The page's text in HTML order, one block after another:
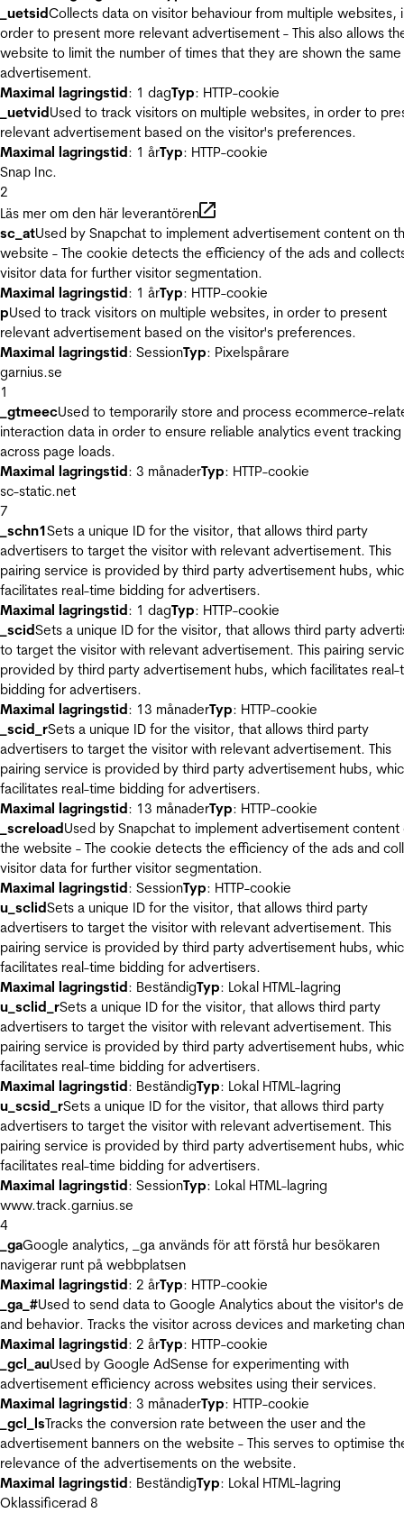
_uetsidCollects data on visitor behaviour from multiple websites,
order to present more relevant advertisement - This also allows
website to limit the number of times that they are shown the same
advertisement.
Maximal lagringstid: 1 dagTyp: HTTP-cookie
_uetvidUsed to track visitors on multiple websites, in order to
relevant advertisement based on the visitor's preferences.
Maximal lagringstid: 1 årTyp: HTTP-cookie
Snap Inc.
2
Läs mer om den här leverantören
sc_atUsed by Snapchat to implement advertisement content on
website - The cookie detects the efficiency of the ads and
visitor data for further visitor segmentation.
Maximal lagringstid: 1 årTyp: HTTP-cookie
pUsed to track visitors on multiple websites, in order to present
relevant advertisement based on the visitor's preferences.
Maximal lagringstid: SessionTyp: Pixelspårare
garnius.se
1
_gtmeecUsed to temporarily store and process ecommerce-
interaction data in order to ensure reliable analytics event tracking
across page loads.
Maximal lagringstid: 3 månaderTyp: HTTP-cookie
sc-static.net
7
_schn1Sets a unique ID for the visitor, that allows third party
advertisers to target the visitor with relevant advertisement. This
pairing service is provided by third party advertisement hubs,
facilitates real-time bidding for advertisers.
Maximal lagringstid: 1 dagTyp: HTTP-cookie
_scidSets a unique ID for the visitor, that allows third party
to target the visitor with relevant advertisement. This pairing
provided by third party advertisement hubs, which facilitates real-
bidding for advertisers.
Maximal lagringstid: 13 månaderTyp: HTTP-cookie
_scid_rSets a unique ID for the visitor, that allows third party
advertisers to target the visitor with relevant advertisement. This
pairing service is provided by third party advertisement hubs,
facilitates real-time bidding for advertisers.
Maximal lagringstid: 13 månaderTyp: HTTP-cookie
_screloadUsed by Snapchat to implement advertisement content
the website - The cookie detects the efficiency of the ads and
visitor data for further visitor segmentation.
Maximal lagringstid: SessionTyp: HTTP-cookie
u_sclidSets a unique ID for the visitor, that allows third party
advertisers to target the visitor with relevant advertisement. This
pairing service is provided by third party advertisement hubs,
facilitates real-time bidding for advertisers.
Maximal lagringstid: BeständigTyp: Lokal HTML-lagring
u_sclid_rSets a unique ID for the visitor, that allows third party
advertisers to target the visitor with relevant advertisement. This
pairing service is provided by third party advertisement hubs,
facilitates real-time bidding for advertisers.
Maximal lagringstid: BeständigTyp: Lokal HTML-lagring
u_scsid_rSets a unique ID for the visitor, that allows third party
advertisers to target the visitor with relevant advertisement. This
pairing service is provided by third party advertisement hubs,
facilitates real-time bidding for advertisers.
Maximal lagringstid: SessionTyp: Lokal HTML-lagring
www.track.garnius.se
4
_gaGoogle analytics, _ga används för att förstå hur besökaren
navigerar runt på webbplatsen
Maximal lagringstid: 2 årTyp: HTTP-cookie
_ga_#Used to send data to Google Analytics about the visitor's
and behavior. Tracks the visitor across devices and marketing
Maximal lagringstid: 2 årTyp: HTTP-cookie
_gcl_auUsed by Google AdSense for experimenting with
advertisement efficiency across websites using their services.
Maximal lagringstid: 3 månaderTyp: HTTP-cookie
_gcl_lsTracks the conversion rate between the user and the
advertisement banners on the website - This serves to optimise
relevance of the advertisements on the website.
Maximal lagringstid: BeständigTyp: Lokal HTML-lagring
Oklassificerad 8